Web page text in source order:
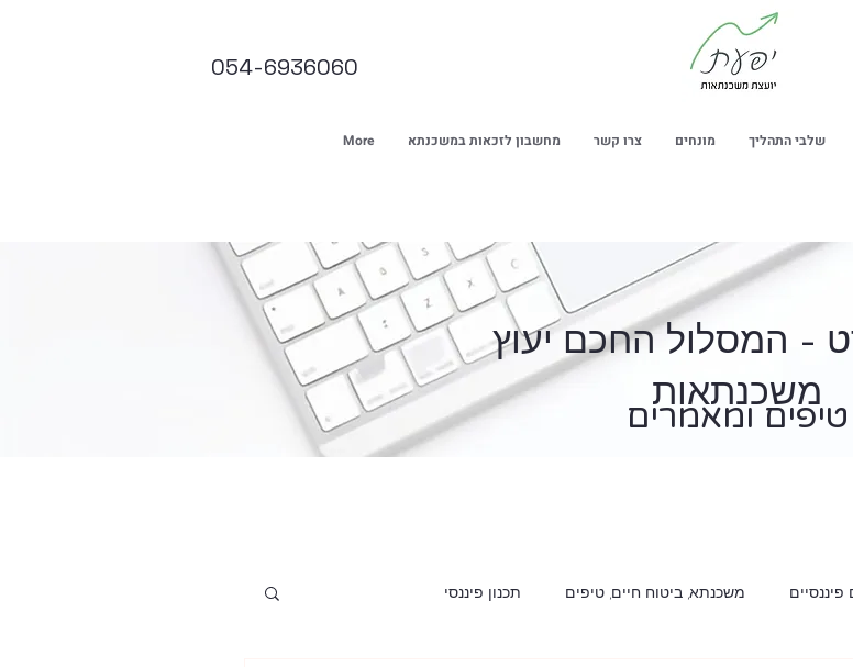
054-6936060
שלבי התהליך מונחים צרו קשר מחשבון לזכאות במשכנתא More
- המסלול החכם יעוץ
משכנתאות
טיפים ומאמרים
פיננסיים משכנתא, ביטוח חיים, טיפים תכנון פיננסי